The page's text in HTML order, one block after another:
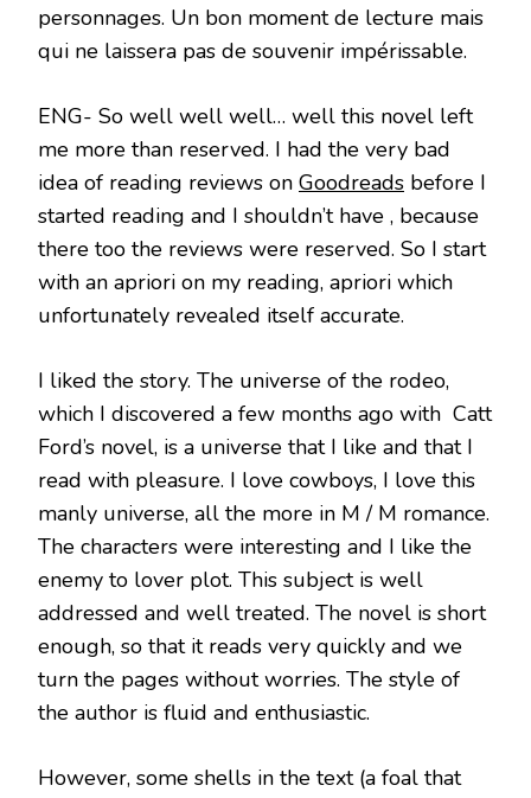
personnages. Un bon moment de lecture mais
qui ne laissera pas de souvenir impérissable.
ENG- So well well well… well this novel left
me more than reserved. I had the very bad
idea of reading reviews on Goodreads before I
started reading and I shouldn’t have , because
there too the reviews were reserved. So I start
with an apriori on my reading, apriori which
unfortunately revealed itself accurate.
I liked the story. The universe of the rodeo,
which I discovered a few months ago with Catt
Ford’s novel, is a universe that I like and that I
read with pleasure. I love cowboys, I love this
manly universe, all the more in M / M romance.
The characters were interesting and I like the
enemy to lover plot. This subject is well
addressed and well treated. The novel is short
enough, so that it reads very quickly and we
turn the pages without worries. The style of
the author is fluid and enthusiastic.
However, some shells in the text (a foal that